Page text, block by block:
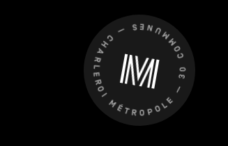
CHARLEROI MÉTROPOLE — 30 COMMUNES —